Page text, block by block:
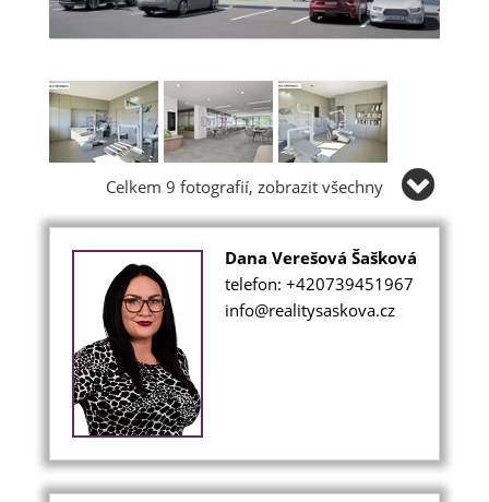
Celkem 9 fotografií, zobrazit všechny
Dana Verešová Šašková
telefon: +420739451967
info@realitysaskova.cz